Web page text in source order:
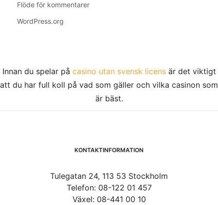
Flöde för kommentarer
WordPress.org
Innan du spelar på casino utan svensk licensär det viktigt
att du har full koll på vad som gäller och vilka casinon som
är bäst.
KONTAKTINFORMATION
Tulegatan 24, 113 53 Stockholm
Telefon: 08-122 01 457
Växel: 08-441 00 10